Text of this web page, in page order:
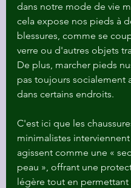
dans notre mode de vie
cela expose nos pieds à
blessures, comme se
verre ou d'autres objets
De plus, marcher pieds
pas toujours socialement
dans certains endroits.
C'est ici que les
minimalistes interviennent
agissent comme une «
peau », offrant une
légère tout en permettant